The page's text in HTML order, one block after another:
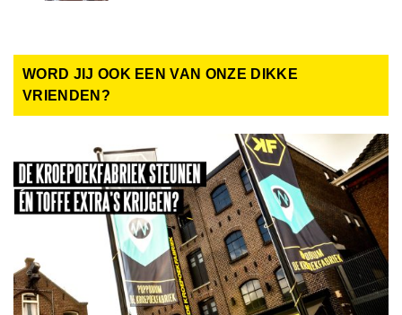
WORD JIJ OOK EEN VAN ONZE DIKKE
VRIENDEN?